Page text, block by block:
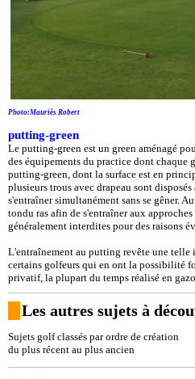
Photo:Mauriès Robert
putting-green
Le putting-green est un green aménagé
des équipements du practice dont chaque
putting-green, dont la surface est en
plusieurs trous avec drapeau sont
s'entraîner simultanément sans se gêner.
tondu ras afin de s'entraîner aux
généralement interdites pour des raisons
L'entraînement au putting revête une
certains golfeurs qui en ont la possibilité
privatif, la plupart du temps réalisé en
Les autres sujets à
Sujets golf classés par ordre de création
du plus récent au plus ancien